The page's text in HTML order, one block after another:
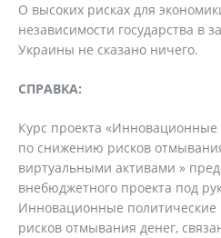
О высоких рисках для
независимости государства в
Украины не сказано ничего.
СПРАВКА:
Курс проекта
по снижению рисков
виртуальными активами »
внебюджетного проекта под
Инновационные
рисков отмывания денег,